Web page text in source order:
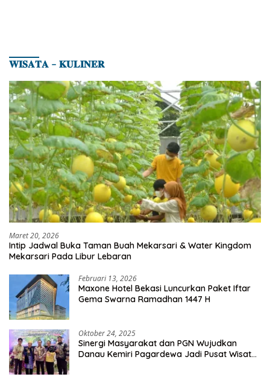
𝐖𝐈𝐒𝐀𝐓𝐀 – 𝐊𝐔𝐋𝐈𝐍𝐄𝐑
Maret 20, 2026
Intip Jadwal Buka Taman Buah Mekarsari & Water Kingdom
Mekarsari Pada Libur Lebaran
Februari 13, 2026
Maxone Hotel Bekasi Luncurkan Paket Iftar
Gema Swarna Ramadhan 1447 H
Oktober 24, 2025
Sinergi Masyarakat dan PGN Wujudkan
Danau Kemiri Pagardewa Jadi Pusat Wisata